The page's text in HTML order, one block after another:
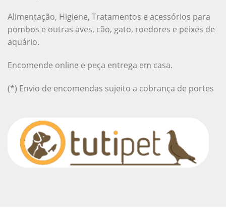
Alimentação, Higiene, Tratamentos e acessórios para
pombos e outras aves, cão, gato, roedores e peixes de
aquário.
Encomende online e peça entrega em casa.
(*) Envio de encomendas sujeito a cobrança de portes